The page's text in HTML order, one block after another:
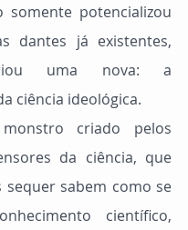
somente potencializou
dantes já existentes,
uma nova: a
ciência ideológica.
da ciência, que
sequer sabem como se
científico,